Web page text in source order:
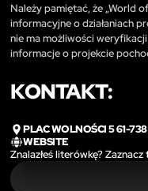
Należy pamiętać, że „World
informacyjne o działaniach
nie ma możliwości
informacje o projekcie
KONTAKT:
PLAC WOLNOŚCI 5 61-
WEBSITE
Znalazłeś literówkę?